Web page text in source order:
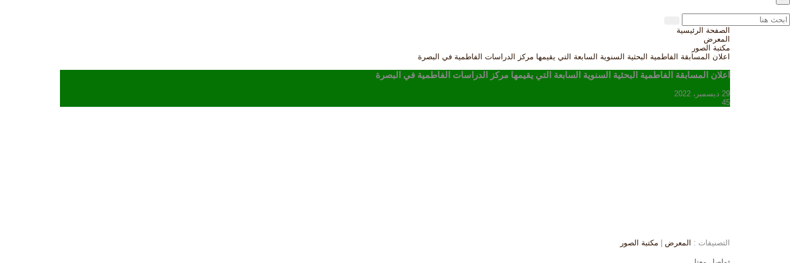
الصفحة الرئيسية
المعرض
مكتبة الصور
اعلان المسابقة الفاطمية البحثية السنوية السابعة التي يقيمها مركز الدراسات الفاطمية في البصرة
اعلان المسابقة الفاطمية البحثية السنوية السابعة التي يقيمها مركز الدراسات الفاطمية في البصرة
29 ديسمبر، 2022
45
التصنيفات : المعرض مكتبة الصور